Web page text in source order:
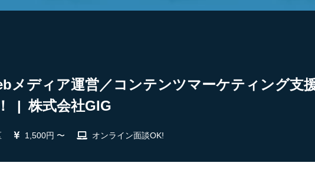
メディア運営／コンテンツマーケティング支
| 株式会社GIG
1,500円 〜 オンライン面談OK!